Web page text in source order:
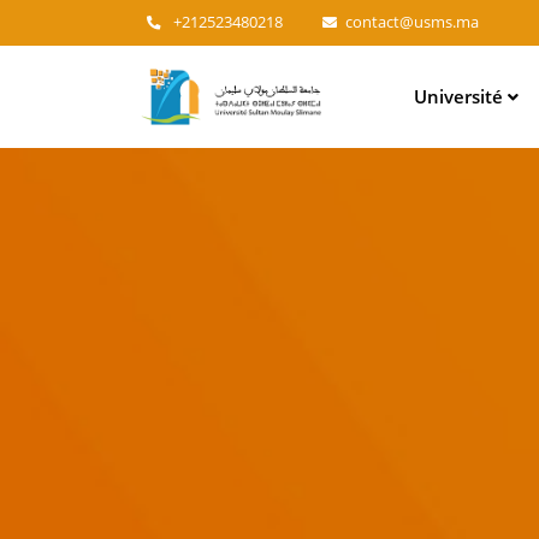
+212523480218 contact@usms.ma
navigation
Université